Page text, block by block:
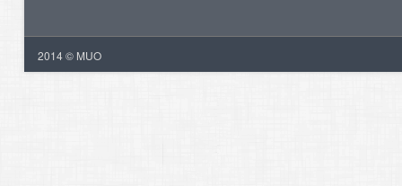
2014 © MUO